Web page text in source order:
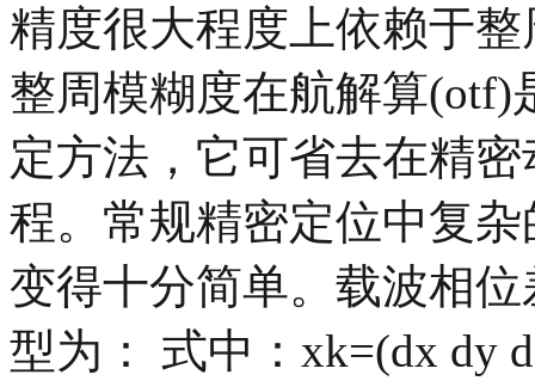
精度很大程度上依赖于
整周模糊度在航解算(otf)
定方法，它可省去在精
程。常规精密定位中复
变得十分简单。载波相
型为： 式中：xk=(dx dy